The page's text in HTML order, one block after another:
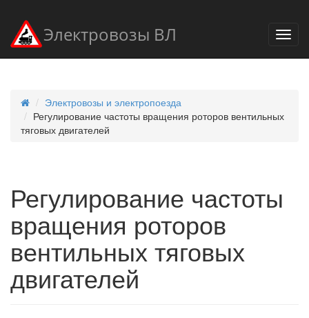
Электровозы ВЛ
Электровозы и электропоезда
Регулирование частоты вращения роторов вентильных
тяговых двигателей
Регулирование частоты
вращения роторов
вентильных тяговых
двигателей